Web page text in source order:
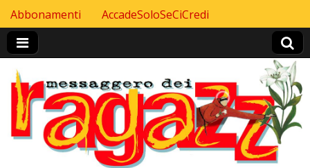
Header Top menu
Skip to content
Abbonamenti AccadeSoloSeCiCredi